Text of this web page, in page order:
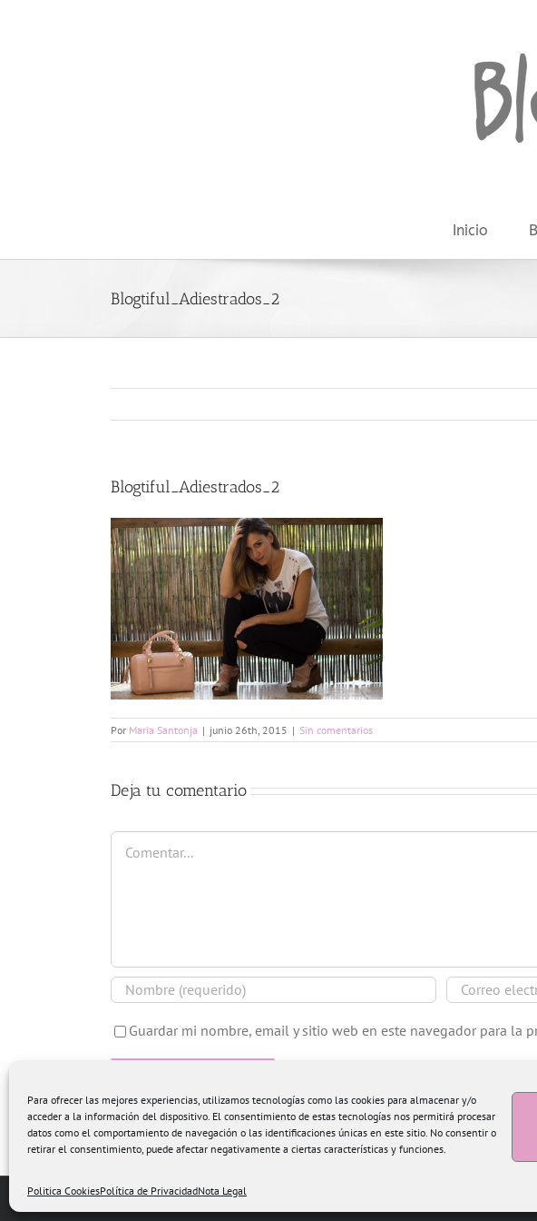
Para ofrecer las mejores experiencias, utilizamos tecnologías como las cookies para almacenar y/o
acceder a la información del dispositivo. El consentimiento de estas tecnologías nos permitirá procesar
datos como el comportamiento de navegación o las identificaciones únicas en este sitio. No consentir o
retirar el consentimiento, puede afectar negativamente a ciertas características y funciones.
Politica CookiesPolítica de PrivacidadNota Legal
Inicio
Blogtiful_Adiestrados_2
Blogtiful_Adiestrados_2
Por Maria Santonja | junio 26th, 2015 | Sin comentarios
Deja tu comentario
Comentar
Guardar mi nombre, email y sitio web en este navegador para la